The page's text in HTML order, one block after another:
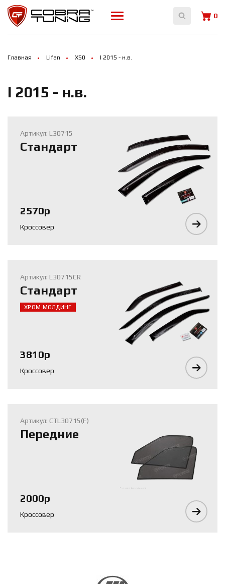
Array ( [0] => 14033 [1] => 14034 [2] => 16850 )
0
Главная Lifan X50 I 2015 - н.в.
I 2015 - н.в.
Артикул: L30715
Стандарт
2570р
Кроссовер
Артикул: L30715CR
Стандарт
ХРОМ МОЛДИНГ
3810р
Кроссовер
Артикул: CTL30715(F)
Передние
2000р
Кроссовер